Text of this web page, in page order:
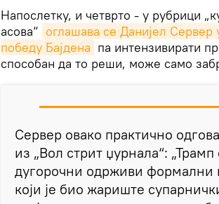
Напослетку, и четврто - у рубрици
асова“ оглашава се Данијел Сервер
победу Бајдена па интензивирати
способан да то реши, може само
Сервер овако практично
из „Вол стрит џурнала“:
дугорочни одрживи формални
који је био жариште